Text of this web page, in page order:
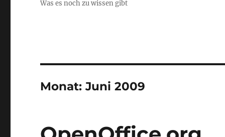
Was es noch zu wissen gibt
Monat:Juni 2009